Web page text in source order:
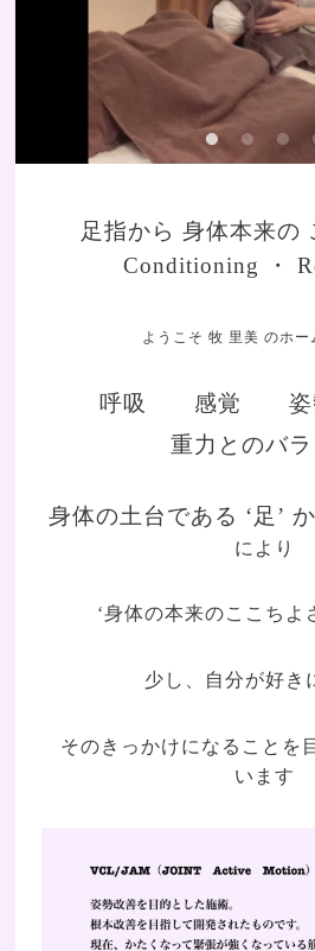
足指から 身体本来の
Conditioning ・
ようこそ 牧 里美 のホー
呼吸 感覚 姿
重力とのバラ
身体の土台である ‘足’
により
‘身体の本来のここちよ
少し、自分が好
そのきっかけになることを
います